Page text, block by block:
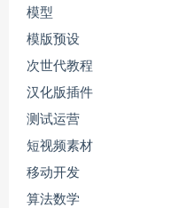
模型
模版预设
次世代教程
汉化版插件
测试运营
短视频素材
移动开发
算法数学